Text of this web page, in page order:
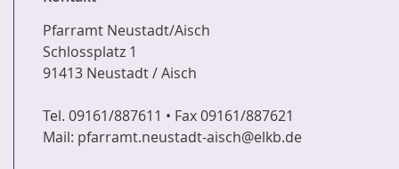
Pfarramt Neustadt/Aisch
Schlossplatz 1
91413 Neustadt / Aisch
Tel. 09161/887611 • Fax 09161/887621
Mail: pfarramt.neustadt-aisch@elkb.de